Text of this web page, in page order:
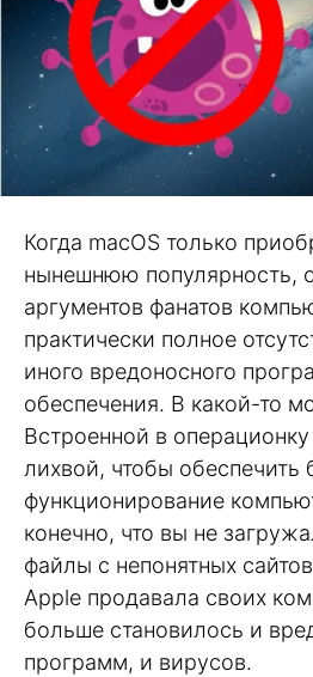
Когда macOS только
нынешнюю популярность,
аргументов фанатов
практически полное
иного вредоносного
обеспечения. В какой-то
Встроенной в
лихвой, чтобы обеспечить
функционирование
конечно, что вы не
файлы с непонятных
Apple продавала своих
больше становилось и
программ, и вирусов.